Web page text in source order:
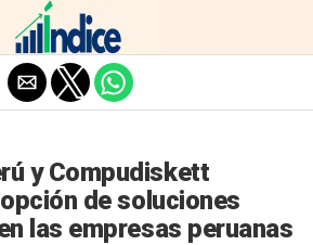
y Compudiskett
de soluciones
las empresas peruanas
de la versión móvil